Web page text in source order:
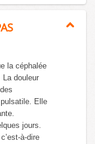
la céphalée
douleur
Elle
jours.
à-dire